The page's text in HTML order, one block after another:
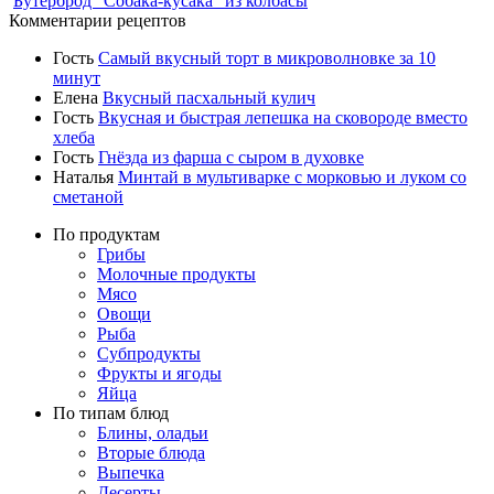
Комментарии рецептов
Гость Самый вкусный торт в микроволновке за 10
минут
Елена Вкусный пасхальный кулич
Гость Вкусная и быстрая лепешка на сковороде вместо
хлеба
Гость Гнёзда из фарша с сыром в духовке
Наталья Минтай в мультиварке с морковью и луком со
сметаной
По продуктам
Грибы
Молочные продукты
Мясо
Овощи
Рыба
Субпродукты
Фрукты и ягоды
Яйца
По типам блюд
Блины, оладьи
Вторые блюда
Выпечка